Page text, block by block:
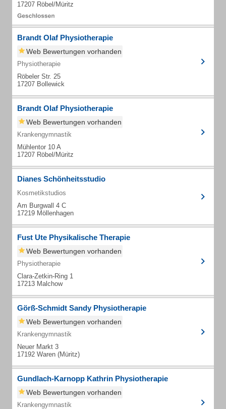
17207 Röbel/Müritz
Brandt Olaf Physiotherapie
Web Bewertungen vorhanden
Physiotherapie
Röbeler Str. 25
17207 Bollewick
Brandt Olaf Physiotherapie
Web Bewertungen vorhanden
Krankengymnastik
Mühlentor 10 A
17207 Röbel/Müritz
Dianes Schönheitsstudio
Kosmetikstudios
Am Burgwall 4 C
17219 Möllenhagen
Fust Ute Physikalische Therapie
Web Bewertungen vorhanden
Physiotherapie
Clara-Zetkin-Ring 1
17213 Malchow
Görß-Schmidt Sandy Physiotherapie
Web Bewertungen vorhanden
Krankengymnastik
Neuer Markt 3
17192 Waren (Müritz)
Gundlach-Karnopp Kathrin Physiotherapie
Web Bewertungen vorhanden
Krankengymnastik